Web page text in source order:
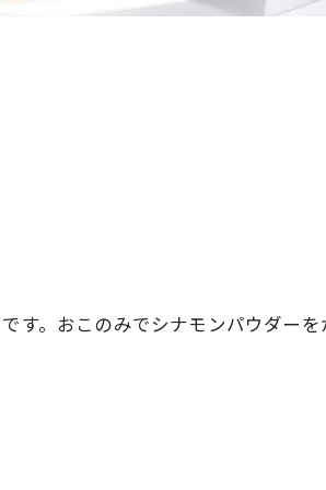
す。おこのみでシナモンパウダーを